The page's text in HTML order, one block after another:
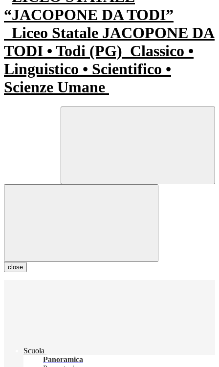
Liceo Statale JACOPONE DA
TODI • Todi (PG) Classico •
Linguistico • Scientifico •
Scienze Umane
close
Scuola
Panoramica